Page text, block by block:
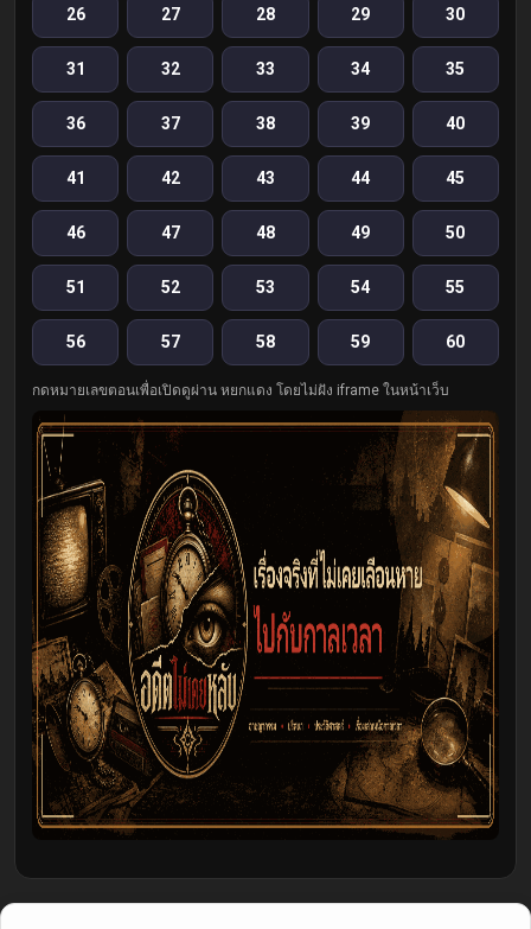
26 27 28 29 30
31 32 33 34 35
36 37 38 39 40
41 42 43 44 45
46 47 48 49 50
51 52 53 54 55
56 57 58 59 60
กดหมายเลขตอนเพื่อเปิดดูผ่าน หยกแดง โดยไม่ฝัง iframe ในหน้าเว็บ